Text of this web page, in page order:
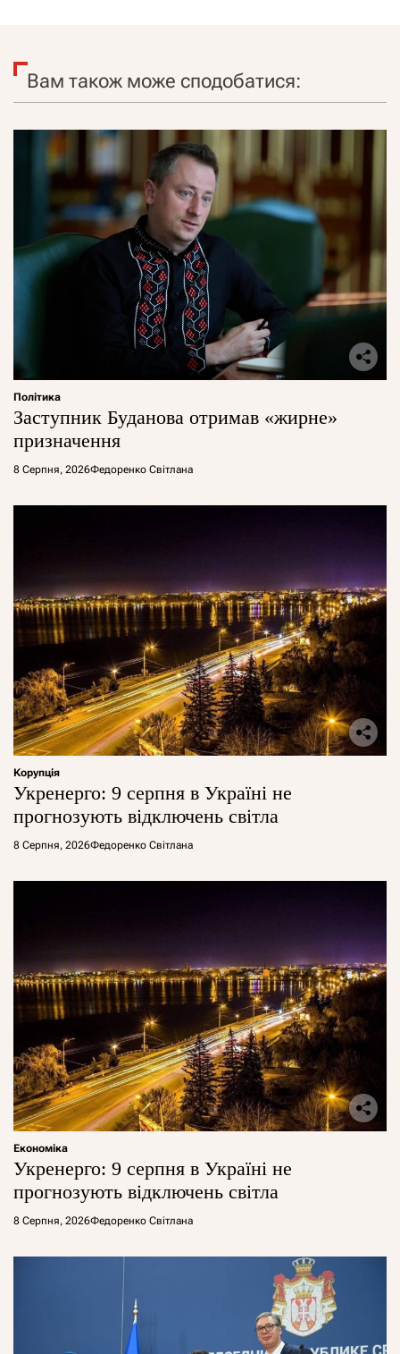
Вам також може сподобатися:
Політика
Заступник Буданова отримав «жирне»
призначення
8 Серпня, 2026Федоренко Світлана
Корупція
Укренерго: 9 серпня в Україні не
прогнозують відключень світла
8 Серпня, 2026Федоренко Світлана
Економіка
Укренерго: 9 серпня в Україні не
прогнозують відключень світла
8 Серпня, 2026Федоренко Світлана